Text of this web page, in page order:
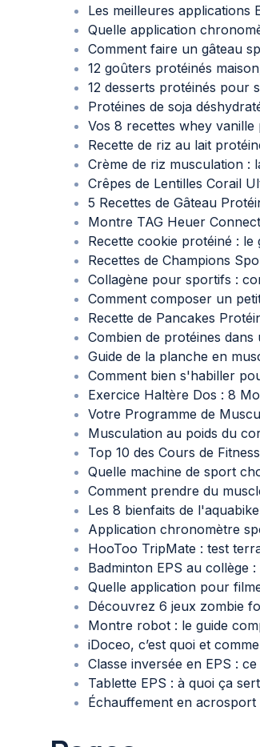
Les meilleures
Quelle application
Comment faire un gâteau
12 goûters protéinés
12 desserts protéinés pour
Protéines de soja
Vos 8 recettes whey
Recette de riz au lait
Crème de riz musculation :
Crêpes de Lentilles Corail
5 Recettes de Gâteau
Montre TAG Heuer
Recette cookie protéiné :
Recettes de Champions
Collagène pour sportifs :
Comment composer un
Recette de Pancakes
Combien de protéines
Guide de la planche en
Comment bien s'habiller
Exercice Haltère Dos : 8
Votre Programme de
Musculation au poids du
Top 10 des Cours de
Quelle machine de sport
Comment prendre du
Les 8 bienfaits de
Application chronomètre
HooToo TripMate : test
Badminton EPS au collège
Quelle application pour
Découvrez 6 jeux zombie
Montre robot : le guide
iDoceo, c’est quoi et
Classe inversée en EPS :
Tablette EPS : à quoi ça
Échauffement en